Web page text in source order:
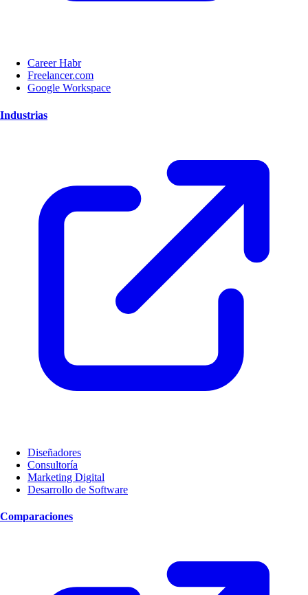
Career Habr
Freelancer.com
Google Workspace
Industrias
Diseñadores
Consultoría
Marketing Digital
Desarrollo de Software
Comparaciones